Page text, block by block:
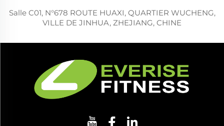
Salle C01, N°678 ROUTE HUAXI, QUARTIER WUCHENG,
VILLE DE JINHUA, ZHEJIANG, CHINE